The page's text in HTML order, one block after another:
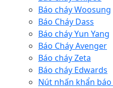
Báo cháy Woosung
Báo Cháy Dass
Báo cháy Yun Yang
Báo Cháy Avenger
Báo cháy Zeta
Báo cháy Edwards
Nút nhấn khẩn báo